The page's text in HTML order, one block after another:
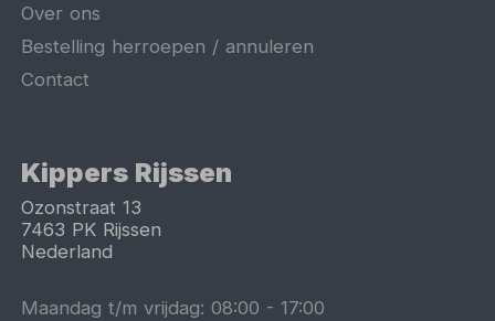
Over ons
Bestelling herroepen / annuleren
Contact
Kippers Rijssen
Ozonstraat 13
7463 PK Rijssen
Nederland
Maandag t/m vrijdag:08:00 -17:00